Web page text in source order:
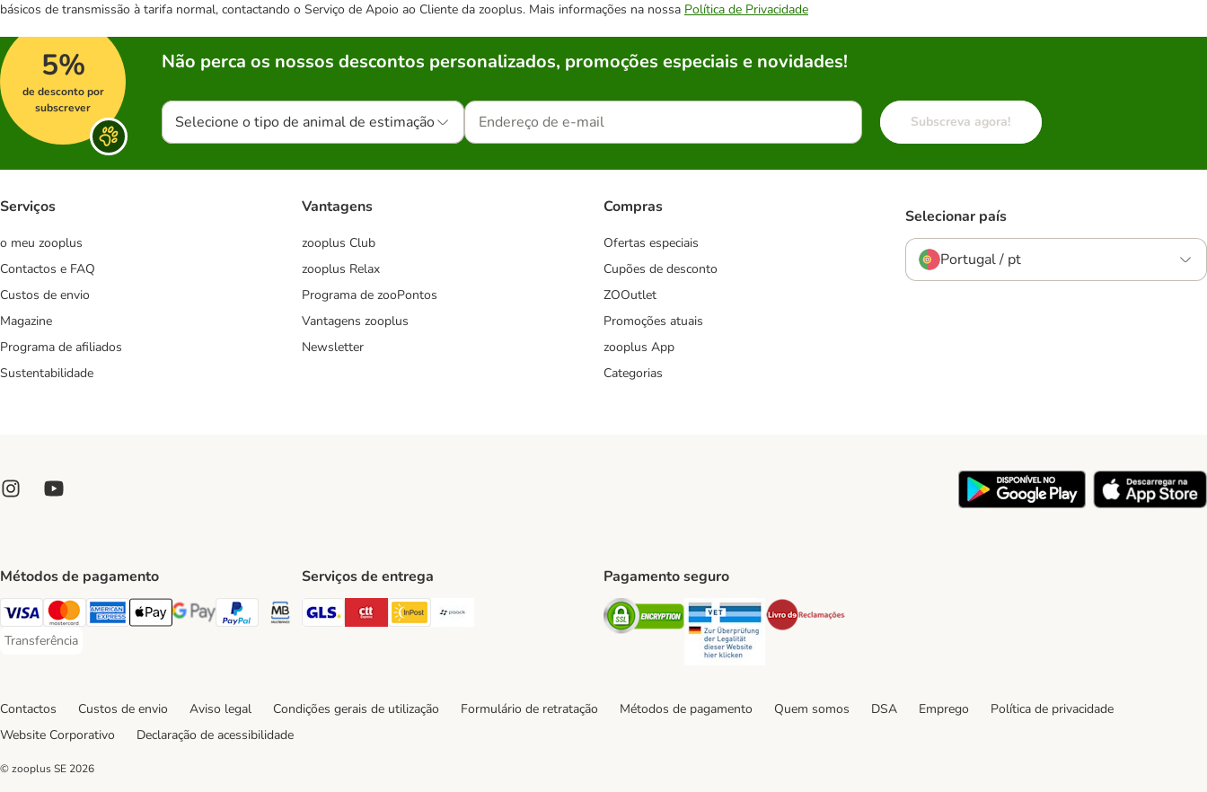
básicos de transmissão à tarifa normal, contactando o Serviço de Apoio ao Cliente da zooplus. Mais informações na nossa Política de Privacidade
5%
de desconto por
subscrever
Não perca os nossos descontos personalizados, promoções especiais e novidades!
Selecione o tipo de animal de estimação Subscreva agora!
Serviços
o meu zooplus
Contactos e FAQ
Custos de envio
Magazine
Programa de afiliados
Sustentabilidade
Vantagens
zooplus Club
zooplus Relax
Programa de zooPontos
Vantagens zooplus
Newsletter
Compras
Ofertas especiais
Cupões de desconto
ZOOutlet
Promoções atuais
zooplus App
Categorias
Selecionar país
Portugal / pt
Métodos de pagamento
Visa Payment Method
Mastercard Payment Method
American Express Payment Method
Apple Pay Payment Method
Google Pay Payment Method
PayPal Payment Method
Multibanco Payment Method
Transferência
Transferência Payment Method
Serviços de entrega
GLS Shipping Method
CTTExpress Shipping Method
InPost Shipping Method
Paack Shipping Method
Pagamento seguro
Security Security
Contactos Custos de envio Aviso legal Condições gerais de utilização Formulário de retratação Métodos de pagamento Quem somos DSA Emprego
Política de privacidade
Website Corporativo
Declaração de acessibilidade
© zooplus SE 2026